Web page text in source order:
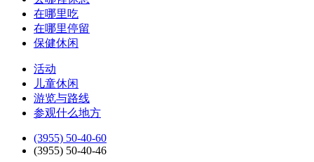
在哪里吃
在哪里停留
保健休闲
活动
儿童休闲
游览与路线
参观什么地方
(3955) 50-40-60
(3955) 50-40-46